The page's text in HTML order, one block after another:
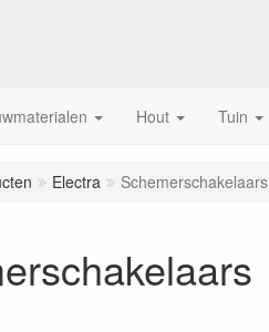
Hout Tuin
Electra Schemerschakelaars